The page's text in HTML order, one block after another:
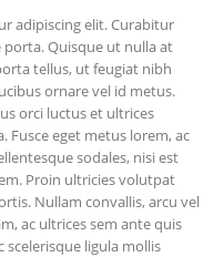
adipiscing elit. Curabitur
Quisque ut nulla at
tellus, ut feugiat nibh
ornare vel id metus.
orci luctus et ultrices
Fusce eget metus lorem, ac
sodales, nisi est
Proin ultricies volutpat
Nullam convallis, arcu vel
ac ultrices sem ante quis
ligula mollis